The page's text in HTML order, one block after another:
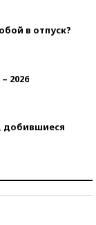
в отпуск?
2026
добившиеся